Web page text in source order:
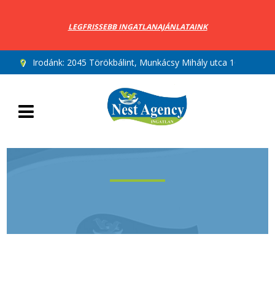
LEGFRISSEBB INGATLANAJÁNLATAINK
Irodánk: 2045 Törökbálint, Munkácsy Mihály utca 10.